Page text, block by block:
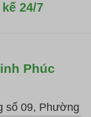
kế 24/7
Phúc
số 09, Phường